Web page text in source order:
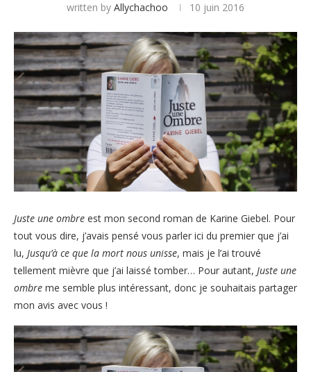
written by Allychachoo 10 juin 2016
Juste une ombre est mon second roman de Karine Giebel. Pour
tout vous dire, j’avais pensé vous parler ici du premier que j’ai
lu, Jusqu’à ce que la mort nous unisse, mais je l’ai trouvé
tellement mièvre que j’ai laissé tomber… Pour autant, Juste une
ombre me semble plus intéressant, donc je souhaitais partager
mon avis avec vous !